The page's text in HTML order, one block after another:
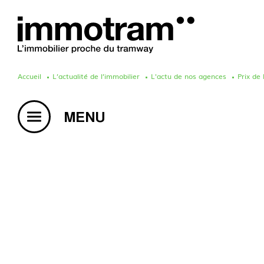
Accueil L’actualité de l’immobilier L'actu de nos agences Prix de
Acheter un bien